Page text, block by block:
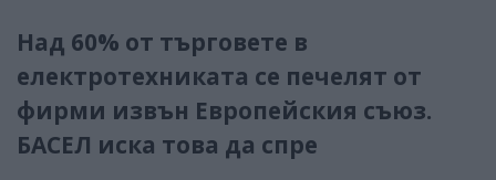
Над 60% от търговете в
електротехниката се печелят от
фирми извън Европейския съюз.
БАСЕЛ иска това да спре